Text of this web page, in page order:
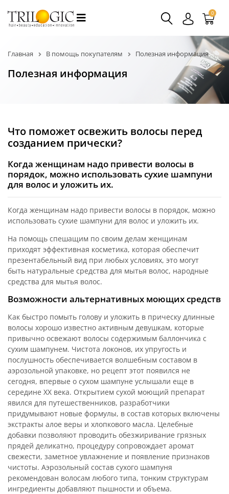
0
Главная В помощь покупателям Полезная информация
Полезная информация
Что поможет освежить волосы перед
созданием прически?
Когда женщинам надо привести волосы в
порядок, можно использовать сухие шампуни
для волос и уложить их.
Когда женщинам надо привести волосы в порядок, можно
использовать сухие шампуни для волос и уложить их.
На помощь спешащим по своим делам женщинам
приходят эффективная косметика, которая обеспечит
презентабельный вид при любых условиях, это могут
быть натуральные средства для мытья волос, народные
средства для мытья волос.
Возможности альтернативных моющих средств
Как быстро помыть голову и уложить в прическу длинные
волосы хорошо известно активным девушкам, которые
привычно освежают волосы содержимым баллончика с
сухим шампунем. Чистота локонов, их упругость и
послушность обеспечивается волшебным составом в
аэрозольной упаковке, но рецепт этот появился не
сегодня, впервые о сухом шампуне услышали еще в
середине XX века. Открытием сухой моющий препарат
явился для путешественников, разработчики
придумывают новые формулы, в состав которых включены
экстракты алое веры и хлопкового масла. Целебные
добавки позволяют проводить обезжиривание грязных
прядей деликатно, процедуру сопровождает аромат
свежести, заметное увлажнение и появление признаков
чистоты. Аэрозольный состав сухого шампуня
рекомендован волосам любого типа, тонким структурам
ингредиенты добавляют пышности и объема.